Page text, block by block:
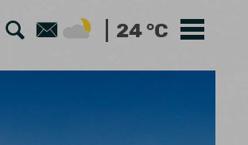
Zur Zum
24 °C